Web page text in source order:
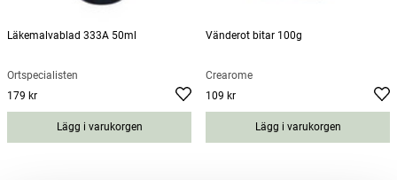
Läkemalvablad 333A 50ml
Örtspecialisten
Pris:
179 kr
Lägg i varukorgen
Vänderot bitar 100g
Crearome
Pris:
109 kr
Lägg i varukorgen